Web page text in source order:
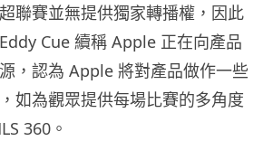
聯賽並無提供獨家轉播權，因此
Cue 續稱 Apple 正在向產品
，認為 Apple 將對產品做作一些
如為觀眾提供每場比賽的多角度
360。